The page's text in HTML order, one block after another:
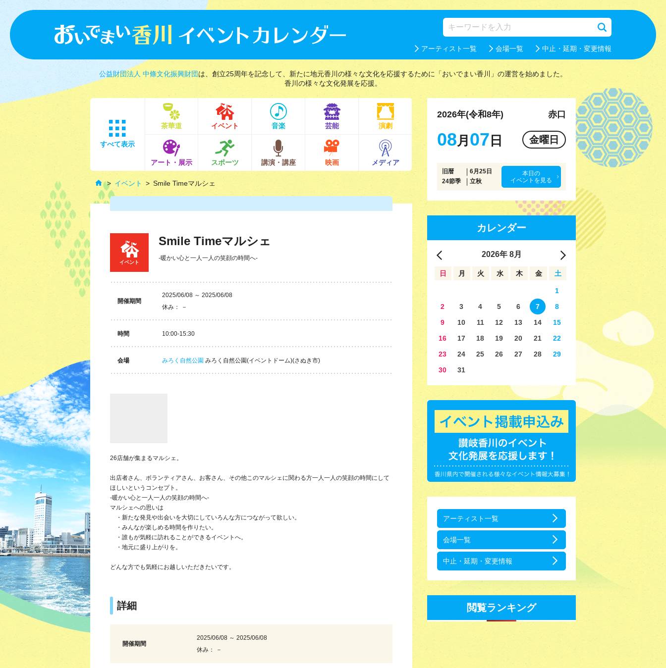
アーティスト一覧 会場一覧 中止・延期・変更情報
公益財団法人 中條文化振興財団は、創立25周年を記念して、新たに地元香川の様々な文化を応援するために「おいでまい香川」の運営を始めました。
香川の様々な文化発展を応援。
すべて表示
茶華道 イベント 音楽 芸能 演劇
アート・展示 スポーツ 講演・講座 映画 メディア
イベント Smile Timeマルシェ
イベント
Smile Timeマルシェ
-暖かい心と一人一人の笑顔の時間へ-
開催期間
2025/06/08 ～ 2025/06/08
休み： －
時間 10:00-15:30
会場 みろく自然公園 みろく自然公園(イベントドーム)(さぬき市)
26店舗が集まるマルシェ。
出店者さん、ボランティアさん、お客さん、その他このマルシェに関わる方一人一人の笑顔の時間にして
ほしいというコンセプト。
-暖かい心と一人一人の笑顔の時間へ-
マルシェへの思いは
・新たな発見や出会いを大切にしていろんな方につながって欲しい。
・みんなが楽しめる時間を作りたい。
・誰もが気軽に訪れることができるイベントへ。
・地元に盛り上がりを。
どんな方でも気軽にお越しいただきたいです。
詳細
開催期間
2025/06/08 ～ 2025/06/08
休み： －
2026年(令和8年) 赤口
08月 07 日 金曜日
旧暦
6月25日
24節季
立秋
本日の
イベントを見る
カレンダー
2026年 8月
日 月 火 水 木 金 土
1
2
3 4 5 6 7
8
9
10 11 12 13 14
15
16
17 18 19 20 21
22
23
24 25 26 27 28
29
30
31
アーティスト一覧
会場一覧
中止・延期・変更情報
閲覧ランキング